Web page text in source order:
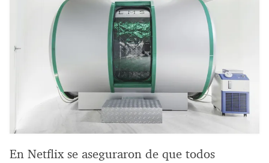
En Netflix se aseguraron de que todos